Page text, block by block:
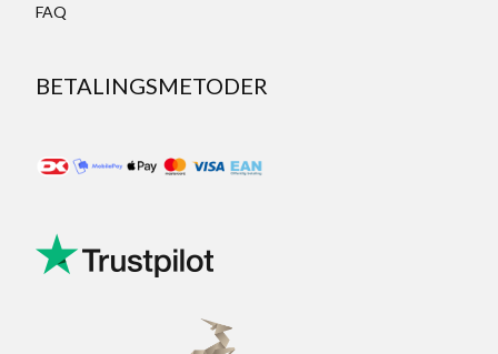
FAQ
BETALINGSMETODER